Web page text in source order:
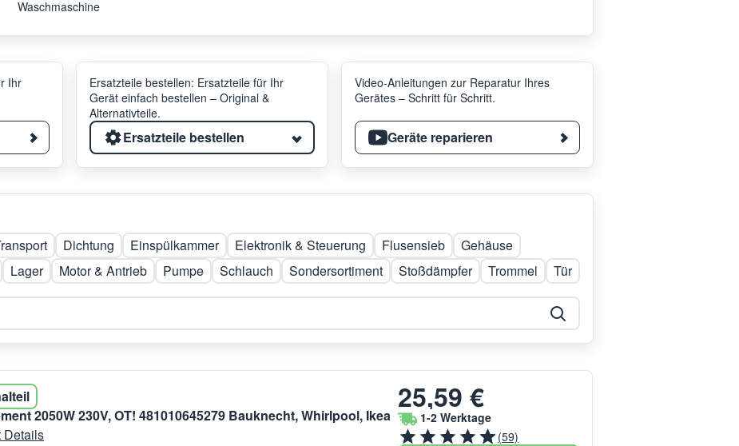
Waschmaschine
Ihr
Ersatzteile bestellen: Ersatzteile für Ihr
Gerät einfach bestellen – Original &
Alternativteile.
Ersatzteile bestellen
Video-Anleitungen zur Reparatur Ihres
Gerätes – Schritt für Schritt.
Geräte reparieren
Dichtung Einspülkammer Elektronik & Steuerung Flusensieb
Gehäuse
Lager Motor & Antrieb Pumpe Schlauch Sondersortiment Stoßdämpfer Trommel Tür
2050W 230V, OT! 481010645279 Bauknecht, Whirlpool, Ikea
Details
25,59 €
1-2 Werktage
(59)